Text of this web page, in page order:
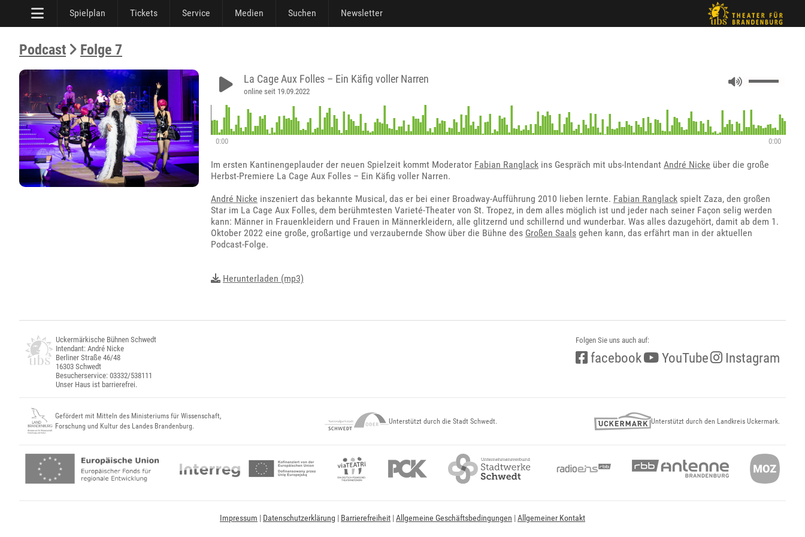
Spielplan Tickets Service Medien Suchen Newsletter
Podcast Folge 7
La Cage Aux Folles – Ein Käfig voller Narren
online seit 19.09.2022
0:00
0:00
Im ersten Kantinengeplauder der neuen Spielzeit kommt Moderator Fabian Ranglack ins Gespräch mit ubs-Intendant André Nicke über die große
Herbst-Premiere La Cage Aux Folles – Ein Käfig voller Narren.
André Nicke inszeniert das bekannte Musical, das er bei einer Broadway-Aufführung 2010 lieben lernte. Fabian Ranglack spielt Zaza, den großen
Star im La Cage Aux Folles, dem berühmtesten Varieté-Theater von St. Tropez, in dem alles möglich ist und jeder nach seiner Façon selig werden
kann: Männer in Frauenkleidern und Frauen in Männerkleidern, alle glitzernd und schillernd und wunderbar. Was alles dazugehört, damit ab dem 1.
Oktober 2022 eine große, großartige und verzaubernde Show über die Bühne des Großen Saals gehen kann, das erfährt man in der aktuellen
Podcast-Folge.
Herunterladen (mp3)
Uckermärkische Bühnen Schwedt
Intendant: André Nicke
Berliner Straße 46/48
16303 Schwedt
Besucherservice: 03332/538111
Unser Haus ist barrierefrei.
Folgen Sie uns auch auf:
facebook YouTube Instagram
Gefördert mit Mitteln des Ministeriums für Wissenschaft,
Forschung und Kultur des Landes Brandenburg.
Unterstützt durch die Stadt Schwedt. Unterstützt durch den Landkreis Uckermark.
Impressum | Datenschutzerklärung | Barrierefreiheit |Allgemeine Geschäftsbedingungen |Allgemeiner Kontakt